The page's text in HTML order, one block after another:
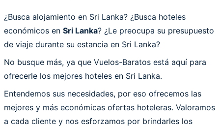
¿Busca alojamiento en Sri Lanka? ¿Busca hoteles
económicos en Sri Lanka? ¿Le preocupa su presupuesto
de viaje durante su estancia en Sri Lanka?
No busque más, ya que Vuelos-Baratos está aquí para
ofrecerle los mejores hoteles en Sri Lanka.
Entendemos sus necesidades, por eso ofrecemos las
mejores y más económicas ofertas hoteleras. Valoramos
a cada cliente y nos esforzamos por brindarles los